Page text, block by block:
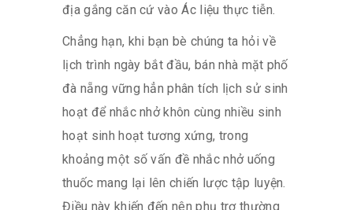
địa gắng căn cứ vào Ác liệu thực tiễn.
Chẳng hạn, khi bạn bè chúng ta hỏi về
lịch trình ngày bắt đầu, bán nhà mặt phố
đà nẵng vững hẳn phân tích lịch sử sinh
hoạt để nhắc nhở khôn cùng nhiều sinh
hoạt sinh hoạt tương xứng, trong
khoảng một số vấn đề nhắc nhở uống
thuốc mang lại lên chiến lược tập luyện.
Điều này khiến đến nên phụ trợ thường